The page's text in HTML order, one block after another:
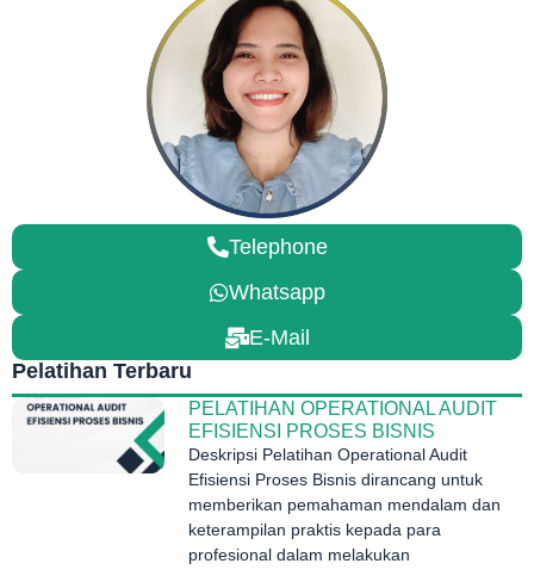
Telephone
Whatsapp
E-Mail
Pelatihan Terbaru
PELATIHAN OPERATIONAL AUDIT
EFISIENSI PROSES BISNIS
Deskripsi Pelatihan Operational Audit
Efisiensi Proses Bisnis dirancang untuk
memberikan pemahaman mendalam dan
keterampilan praktis kepada para
profesional dalam melakukan